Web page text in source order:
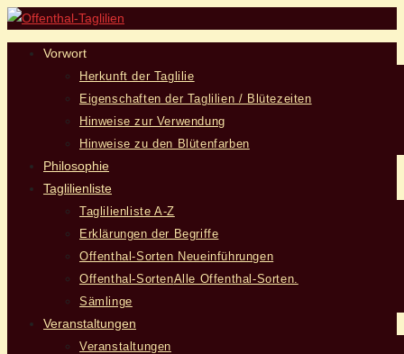
Vorwort
Herkunft der Taglilie
Eigenschaften der Taglilien / Blütezeiten
Hinweise zur Verwendung
Hinweise zu den Blütenfarben
Philosophie
Taglilienliste
Taglilienliste A-Z
Erklärungen der Begriffe
Offenthal-Sorten Neueinführungen
Offenthal-SortenAlle Offenthal-Sorten.
Sämlinge
Veranstaltungen
Veranstaltungen